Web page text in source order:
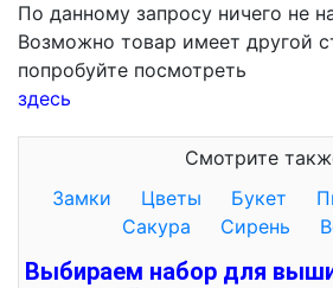
По данному запросу ничего не
Возможно товар имеет другой
попробуйте посмотреть
здесь
Смотрите
Замки
Цветы Букет
Сакура
Сирень
Выбираем набор для